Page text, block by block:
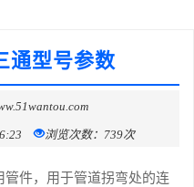
通型号参数
浏览次数：739次
件，用于管道拐弯处的连